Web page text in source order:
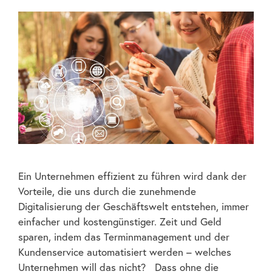
Ein Unternehmen effizient zu führen wird dank der
Vorteile, die uns durch die zunehmende
Digitalisierung der Geschäftswelt entstehen, immer
einfacher und kostengünstiger. Zeit und Geld
sparen, indem das Terminmanagement und der
Kundenservice automatisiert werden – welches
Unternehmen will das nicht? Dass ohne die